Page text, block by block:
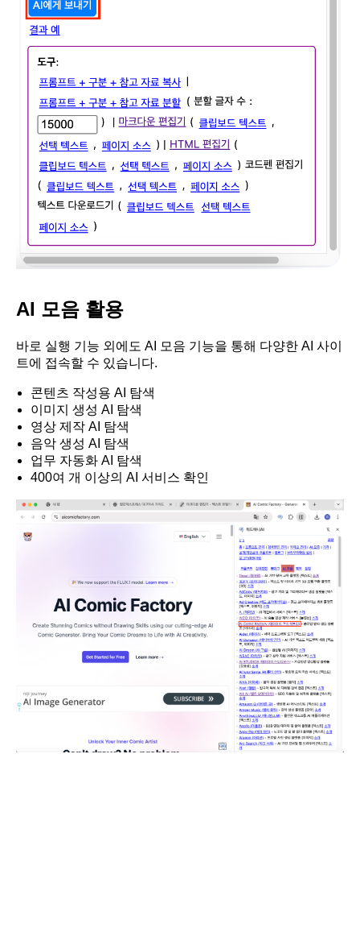
AI 모음 활용
바로 실행 기능 외에도 AI 모음 기능을 통해 다양한 AI 사이
트에 접속할 수 있습니다.
콘텐츠 작성용 AI 탐색
이미지 생성 AI 탐색
영상 제작 AI 탐색
음악 생성 AI 탐색
업무 자동화 AI 탐색
400여 개 이상의 AI 서비스 확인